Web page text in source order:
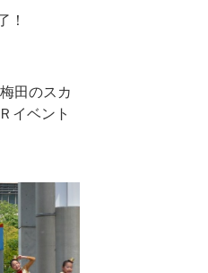
！
田のスカ
イベント